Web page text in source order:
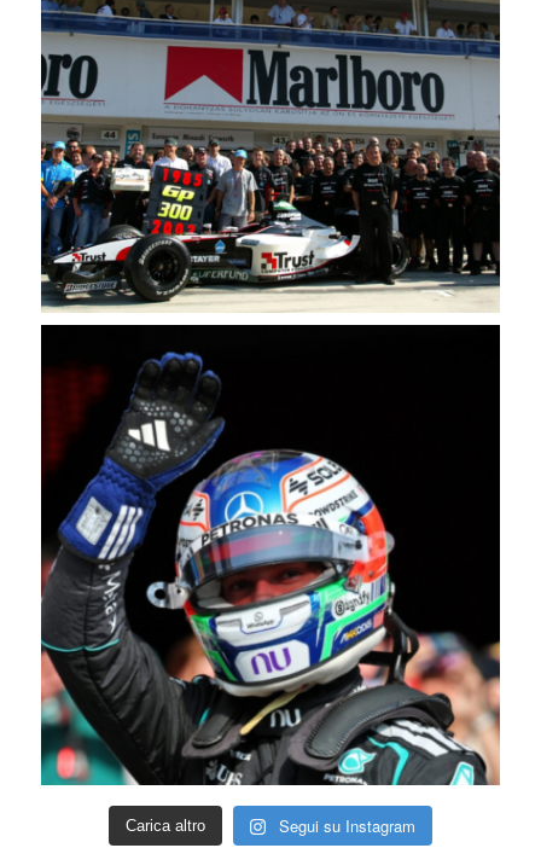
Carica altro Segui su Instagram